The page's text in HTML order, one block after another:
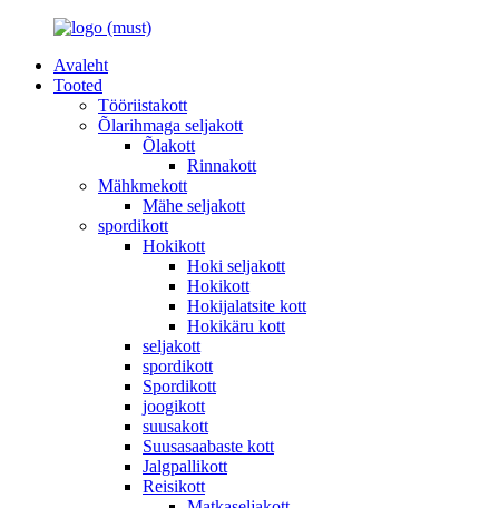
Avaleht
Tooted
Tööriistakott
Õlarihmaga seljakott
Õlakott
Rinnakott
Mähkmekott
Mähe seljakott
spordikott
Hokikott
Hoki seljakott
Hokikott
Hokijalatsite kott
Hokikäru kott
seljakott
spordikott
Spordikott
joogikott
suusakott
Suusasaabaste kott
Jalgpallikott
Reisikott